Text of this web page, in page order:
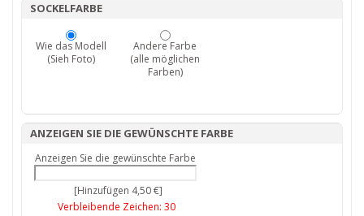
SOCKELFARBE
Wie das Modell
(Sieh Foto)
Andere Farbe
(alle möglichen
Farben)
ANZEIGEN SIE DIE GEWÜNSCHTE FARBE
Anzeigen Sie die gewünschte Farbe
[Hinzufügen 4,50 €]
Verbleibende Zeichen: 30